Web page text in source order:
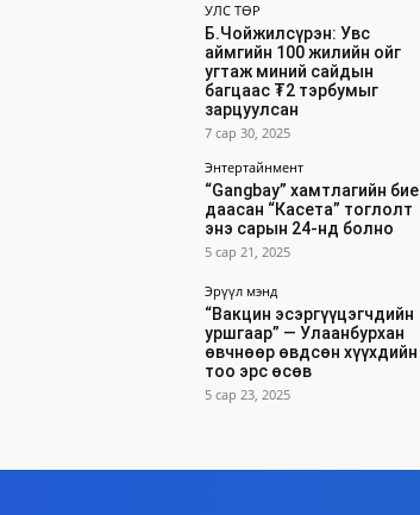
УЛС ТӨР
Б.Чойжилсүрэн: Увс
аймгийн 100 жилийн ойг
угтаж миний сайдын
багцаас ₮2 тэрбумыг
зарцуулсан
7 сар 30, 2025
Энтертайнмент
“Gangbay” хамтлагийн бие
даасан “Касета” тоглолт
энэ сарын 24-нд болно
5 сар 21, 2025
Эрүүл мэнд
“Вакцин эсэргүүцэгчдийн
уршгаар” — Улаанбурхан
өвчнөөр өвдсөн хүүхдийн
тоо эрс өсөв
5 сар 23, 2025